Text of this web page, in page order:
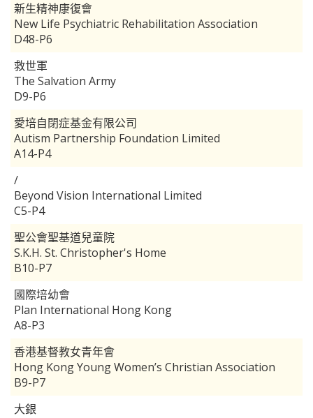
新生精神康復會
New Life Psychiatric Rehabilitation Association
D48-P6
救世軍
The Salvation Army
D9-P6
愛培自閉症基金有限公司
Autism Partnership Foundation Limited
A14-P4
/
Beyond Vision International Limited
C5-P4
聖公會聖基道兒童院
S.K.H. St. Christopher's Home
B10-P7
國際培幼會
Plan International Hong Kong
A8-P3
香港基督教女青年會
Hong Kong Young Women’s Christian Association
B9-P7
大銀